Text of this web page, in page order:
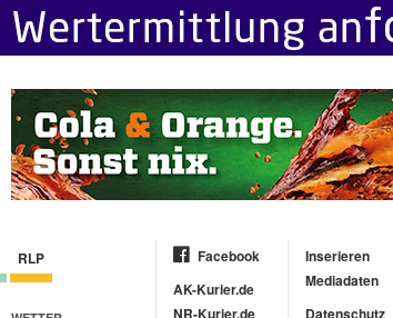
RLP
Facebook
AK-Kurier.de
NR-Kurier.de
Inserieren
Mediadaten
Datenschutz